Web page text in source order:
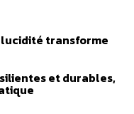
lucidité transforme
et durables,